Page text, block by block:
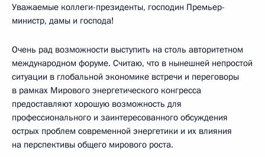
Уважаемые коллеги-президенты, господин Премьер-
министр, дамы и господа!
Очень рад возможности выступить на столь авторитетном
международном форуме. Считаю, что в нынешней непростой
ситуации в глобальной экономике встречи и переговоры
в рамках Мирового энергетического конгресса
предоставляют хорошую возможность для
профессионального и заинтересованного обсуждения
острых проблем современной энергетики и их влияния
на перспективы общего мирового роста.